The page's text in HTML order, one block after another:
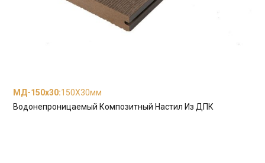
МД-150x30:150X30мм
Водонепроницаемый Композитный Настил Из ДПК